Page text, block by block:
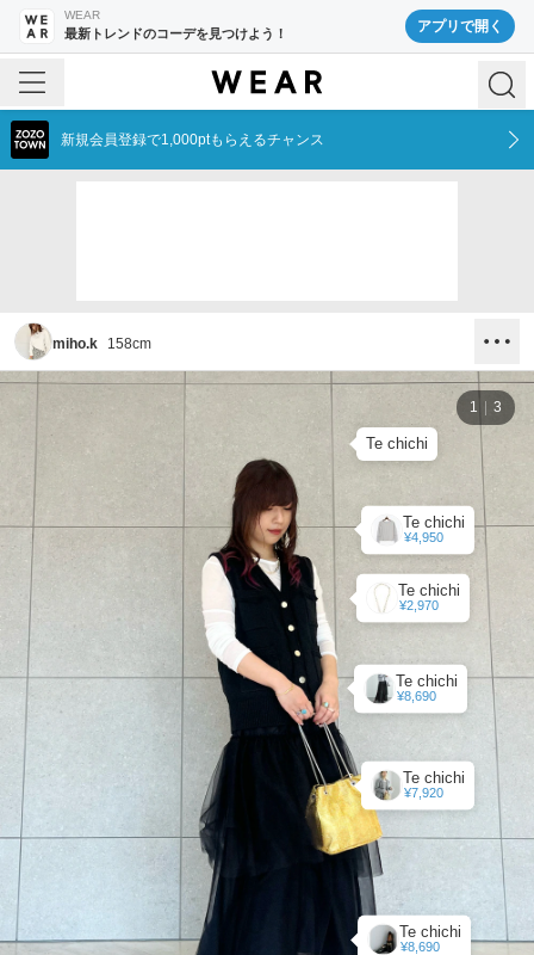
WEAR
最新トレンドのコーデを見つけよう！ アプリで開く
新規会員登録で1,000ptもらえるチャンス
miho.k 158cm
Te chichi
¥4,950
Te chichi
¥8,690
Te chichi
¥2,970
Te chichi
¥7,920
Te chichi
¥8,690
Te chichi
1 3